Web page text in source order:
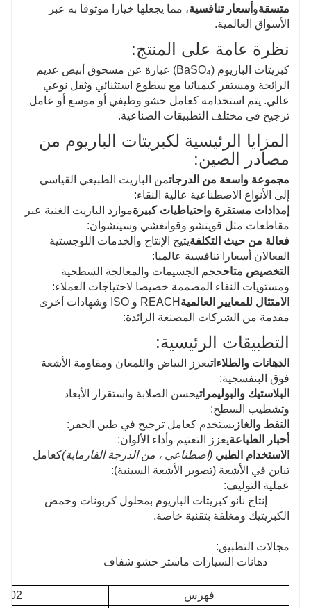
متسقةو أسعار تنافسية، مما يجعلها خيارا موثوقا به عبر
الأسواق العالمية.
نظرة عامة على المنتج:
كبريتات الباريوم (BaSO₄) عبارة عن مسحوق أبيض عديم
الرائحة ومستقر كيميائيا مع سطوع استثنائي وثقل نوعي
عالي. يتم استخدامه كعامل حشو وظيفي أو موسع أو عامل
ترجيح في مختلف التطبيقات الصناعية.
المزايا الرئيسية لكبريتات الباريوم من
مصادر الصين:
مجموعة واسعة من الدرجاتمن الباريت الطبيعي القياسي
إلى الأنواع الاصطناعية عالية النقاء:
إمدادات مستقرة واحتياطيات كبيرةموارد الباريت الغنية عبر
مقاطعات مثل قويتشو وقوانغشي وسيتشوان:
فعالة من حيث التكلفةيتيح الإنتاج والخدمات اللوجستية
الفعالان أسعارا تنافسية عالميا:
التخصيص متاححجم الجسيمات والمعالجة السطحية
ومستويات النقاء المصممة خصيصا لاحتياجات العملاء:
الامتثال للمعايير العالمية
REACH و ISO وشهادات أخرى
مقدمة من الشركات المصنعة الرائدة:
التطبيقات الرئيسية:
الدهانات والطلاءاتيعزز البياض واللمعان ومقاومة الأشعة
فوق البنفسجية:
البلاستيك والبوليمراتيحسن الصلابة واستقرار الأبعاد
وتشطيب السطح:
النفط والغاز يستخدم كعامل ترجيح في طين الحفر:
أحبار الطباعةيعزز التعتيم وأداء الألوان:
الاستخدام الطبي (اصطناعي ، من الدرجة الفارماية)كعامل
تباين في الأشعة (تصوير الأشعة السينية):
عملية التوليف:
إنتاج نانو كبريتات الباريوم بمحلول كربونات وحمض
الكبريتيك ومغلفة بتقنية خاصة.
مجالات التطبيق:
دهانات السيارات ماستر حشو شفاف
فهرس